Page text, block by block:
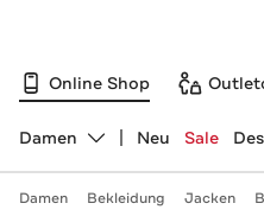
Online Shop
Abteilung ändern,
Damen Neu Sale
Damen Bekleidung Jacken